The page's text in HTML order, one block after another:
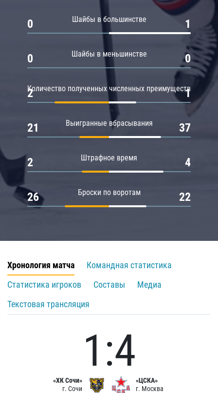
Шайбы в большинстве
0 1
Шайбы в меньшинстве
0 0
Количество полученных численных преимуществ
2 1
Выигранные вбрасывания
21 37
Штрафное время
2 4
Броски по воротам
26 22
Хронология матча
Командная статистика
Статистика игроков
Составы
Медиа
Текстовая трансляция
«ХК Сочи»
г. Сочи
1:4
«ЦСКА»
г. Москва